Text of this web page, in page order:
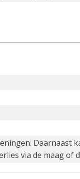
Daarnaast
via de maag of